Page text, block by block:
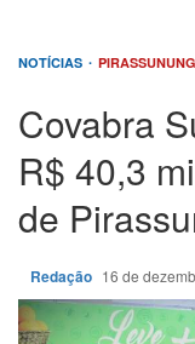
NOTÍCIAS
Covabra
R$ 40,3
de
Redação 16 de